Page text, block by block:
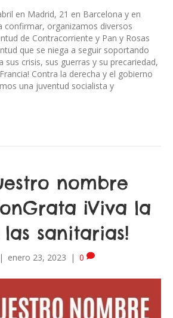
en Madrid, 21 en Barcelona y en
confirmar, organizamos diversos
de Contracorriente y Pan y Rosas
que se niega a seguir soportando
sus crisis, sus guerras y su precariedad,
Contra la derecha y el gobierno
una juventud socialista y
nombre
¡Viva la
sanitarias!
| enero 23, 2023 | 0